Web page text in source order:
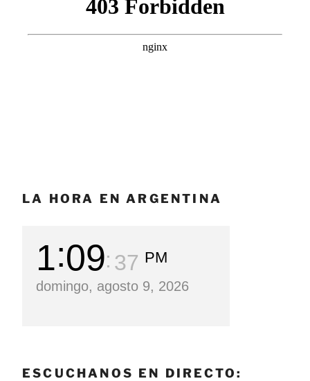
LA HORA EN ARGENTINA
1 09 39 PM
domingo, agosto 9, 2026
ESCUCHANOS EN DIRECTO: